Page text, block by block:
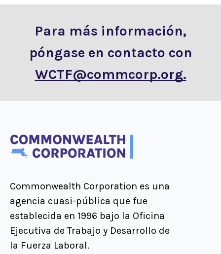
Para más información,
póngase en contacto con
WCTF@commcorp.org.
Commonwealth Corporation es una
agencia cuasi-pública que fue
establecida en 1996 bajo la Oficina
Ejecutiva de Trabajo y Desarrollo de
la Fuerza Laboral.